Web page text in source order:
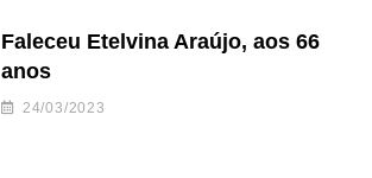
Faleceu Etelvina Araújo, aos 66
anos
24/03/2023